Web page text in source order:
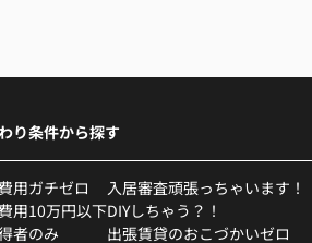
り条件から探す
用ガチゼロ
用10万円以下
者のみ
入居審査頑張っちゃいます！
DIYしちゃう？！
出張賃貸のおこづかいゼロ